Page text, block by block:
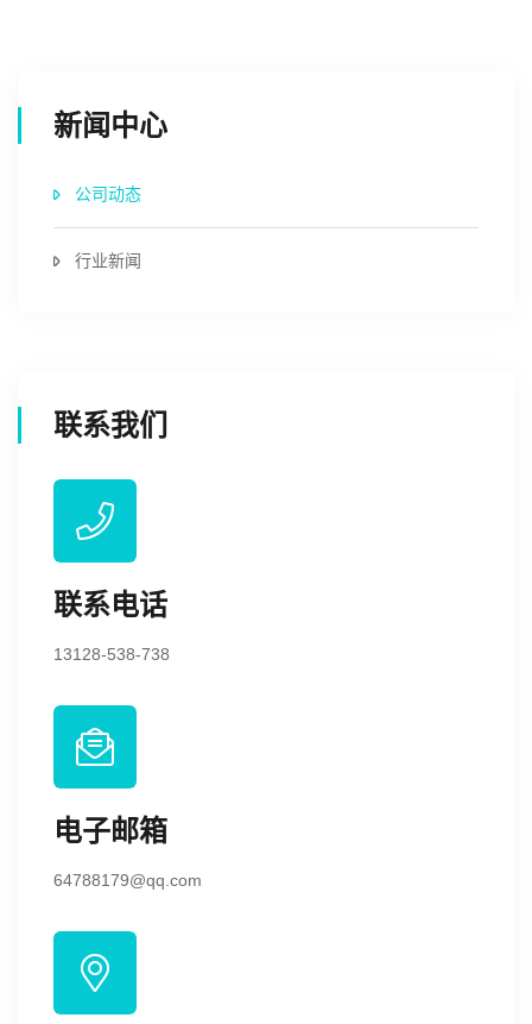
新闻中心
公司动态
行业新闻
联系我们
联系电话
13128-538-738
电子邮箱
64788179@qq.com